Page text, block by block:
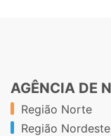
AGÊNCIA DE
Região Norte
Região Nordeste